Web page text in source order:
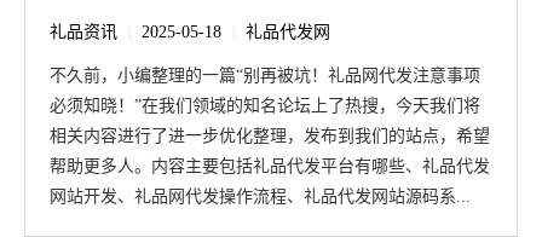
礼品资讯 2025-05-18 礼品代发网
不久前，小编整理的一篇“别再被坑！礼品网代发注意事项
必须知晓！”在我们领域的知名论坛上了热搜，今天我们将
相关内容进行了进一步优化整理，发布到我们的站点，希望
帮助更多人。内容主要包括礼品代发平台有哪些、礼品代发
网站开发、礼品网代发操作流程、礼品代发网站源码系...